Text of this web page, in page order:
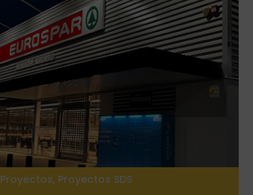
Proyectos, Proyectos SDS